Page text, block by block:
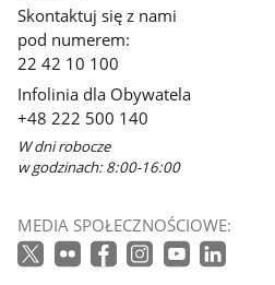
Skontaktuj się z nami
pod numerem:
22 42 10 100
Infolinia dla Obywatela
+48 222 500 140
W dni robocze
w godzinach: 8:00-16:00
MEDIA SPOŁECZNOŚCIOWE: